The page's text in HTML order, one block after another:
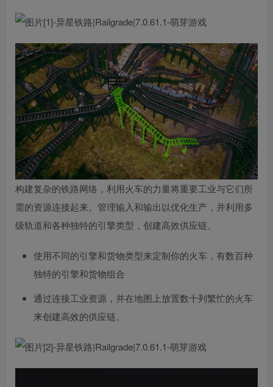
构建复杂的铁路网络，利用火车的力量将重要工业与它们所
需的资源连接起来。管理输入和输出以优化生产，并利用多
级轨道和各种独特的引擎类型，创建高效供应链。
使用不同的引擎和货物类型来定制你的火车，有数百种
独特的引擎和货物组合
通过连接工业资源，并在地图上放置数十列繁忙的火车
来创建高效的供应链。